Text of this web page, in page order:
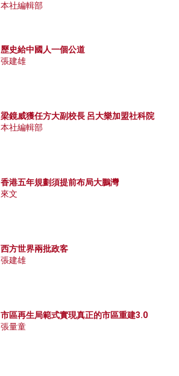
本社編輯部
歷史給中國人一個公道
張建雄
梁鏡威獲任方大副校長 呂大樂加盟社科院
本社編輯部
香港五年規劃須提前布局大鵬灣
來文
西方世界兩批政客
張建雄
市區再生局範式實現真正的市區重建3.0
張量童